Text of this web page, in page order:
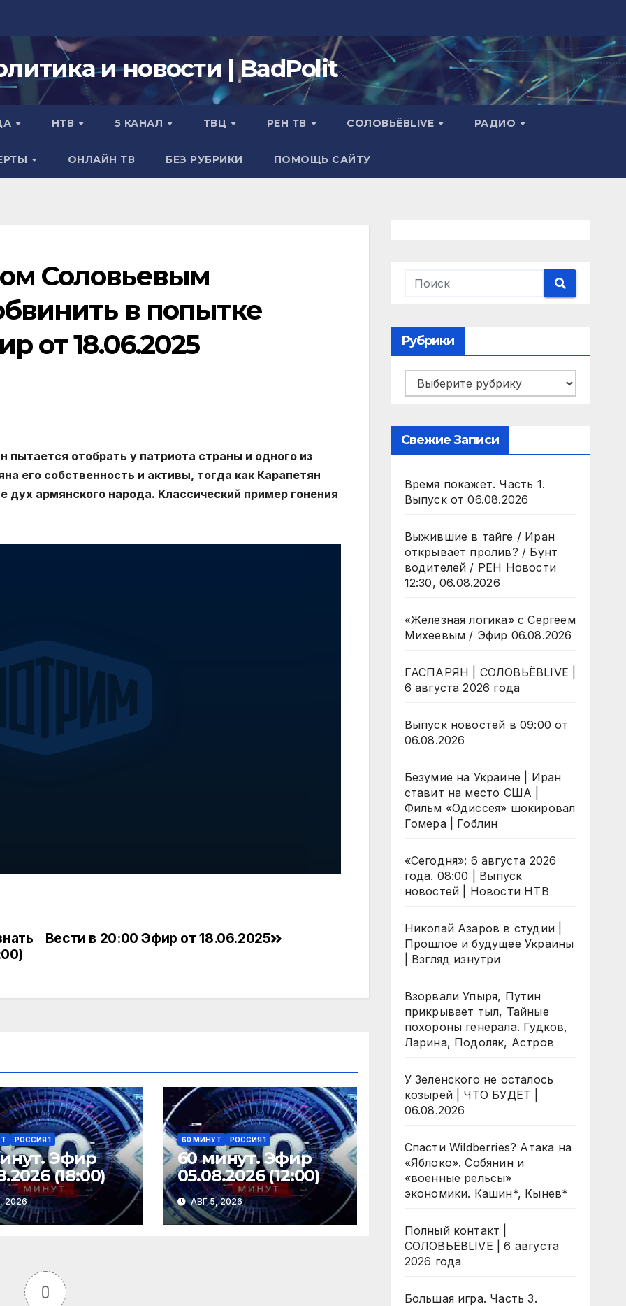
и новости | BadPolit
НТВ 5 КАНАЛ ТВЦ РЕН ТВ СОЛОВЬЁВLIVE РАДИО
ОНЛАЙН ТВ БЕЗ РУБРИКИ ПОМОЩЬ САЙТУ
Соловьевым
в попытке
от 18.06.2025
отобрать у патриота страны и одного из
его собственность и активы, тогда как Карапетян
армянского народа. Классический пример гонения
Вести в 20:00 Эфир от 18.06.2025
РОССИЯ 1
Эфир
(18:00)
2026
60 МИНУТ РОССИЯ 1
60 минут. Эфир
05.08.2026 (12:00)
АВГ 5, 2026
0
Рубрики
Рубрики
Свежие Записи
Время покажет. Часть 1.
Выпуск от 06.08.2026
Выжившие в тайге / Иран
открывает пролив? / Бунт
водителей / РЕН Новости
12:30, 06.08.2026
«Железная логика» с Сергеем
Михеевым / Эфир 06.08.2026
ГАСПАРЯН | СОЛОВЬЁВLIVE |
6 августа 2026 года
Выпуск новостей в 09:00 от
06.08.2026
Безумие на Украине | Иран
ставит на место США |
Фильм «Одиссея» шокировал
Гомера | Гоблин
«Сегодня»: 6 августа 2026
года. 08:00 | Выпуск
новостей | Новости НТВ
Николай Азаров в студии |
Прошлое и будущее Украины
| Взгляд изнутри
Взорвали Упыря, Путин
прикрывает тыл, Тайные
похороны генерала. Гудков,
Ларина, Подоляк, Астров
У Зеленского не осталось
козырей | ЧТО БУДЕТ |
06.08.2026
Спасти Wildberries? Атака на
«Яблоко». Собянин и
«военные рельсы»
экономики. Кашин*, Кынев*
Полный контакт |
СОЛОВЬЁВLIVE | 6 августа
2026 года
Большая игра. Часть 3.